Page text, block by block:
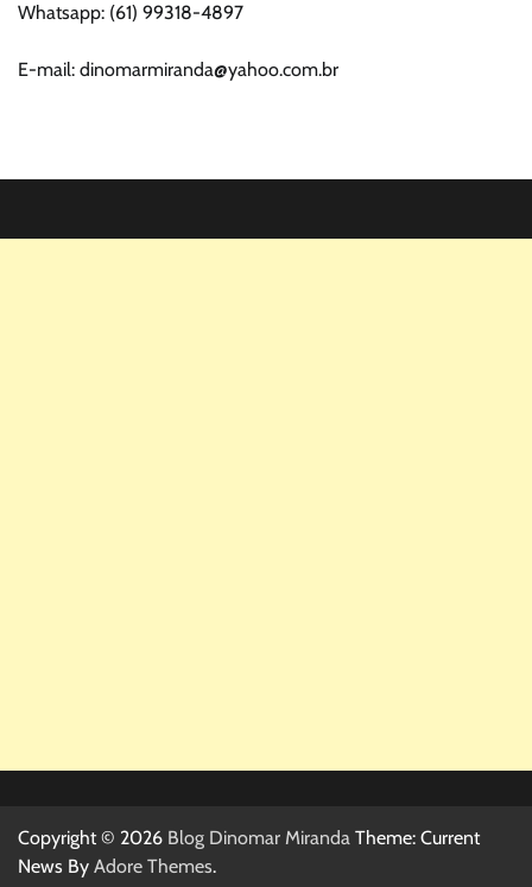
Whatsapp: (61) 99318-4897
E-mail: dinomarmiranda@yahoo.com.br
Copyright © 2026 Blog Dinomar Miranda Theme: Current
News By Adore Themes.